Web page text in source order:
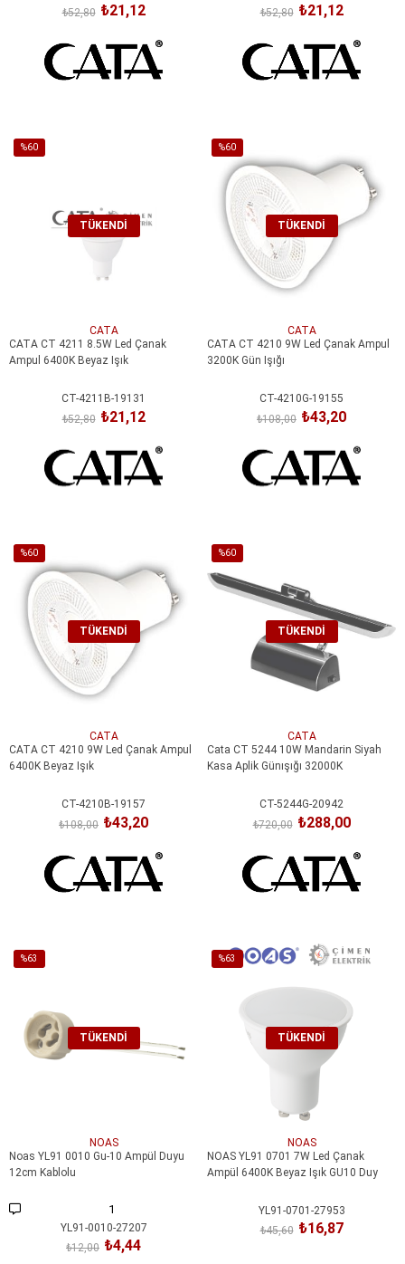
₺21,12
₺52,80 ₺21,12
₺52,80
%60
TÜKENDI
CATA
CATA CT 4211 8.5W Led Çanak
Ampul 6400K Beyaz Işık
CT-4211B-19131
₺21,12
₺52,80
%60
İndirim
%60İndirim
TÜKENDI
CATA
CATA CT 4210 9W Led Çanak Ampul
3200K Gün Işığı
CT-4210G-19155
₺43,20
₺108,00
%60
İndirim
%60İndirim
TÜKENDI
CATA
CATA CT 4210 9W Led Çanak Ampul
6400K Beyaz Işık
CT-4210B-19157
₺43,20
₺108,00
%60
İndirim
%60İndirim
TÜKENDI
CATA
Cata CT 5244 10W Mandarin Siyah
Kasa Aplik Günışığı 32000K
CT-5244G-20942
₺288,00
₺720,00
%63
TÜKENDI
NOAS
Noas YL91 0010 Gu-10 Ampül Duyu
12cm Kablolu
1
YL91-0010-27207
₺4,44
₺12,00
%63
%63İndirim
TÜKENDI
NOAS
NOAS YL91 0701 7W Led Çanak
Ampül 6400K Beyaz Işık GU10 Duy
YL91-0701-27953
₺16,87
₺45,60